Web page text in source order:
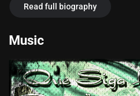
Read full biography
Music